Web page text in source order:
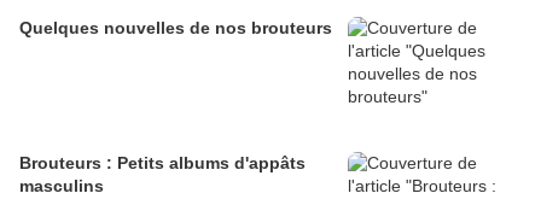
Quelques nouvelles de nos brouteurs
Brouteurs : Petits albums d'appâts
masculins